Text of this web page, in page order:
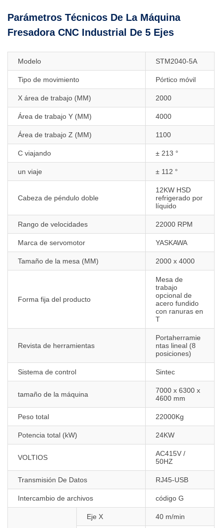
Parámetros Técnicos De La Máquina
Fresadora CNC Industrial De 5 Ejes
Modelo STM2040-5A
Tipo de movimiento Pórtico móvil
X área de trabajo (MM) 2000
Área de trabajo Y (MM) 4000
Área de trabajo Z (MM) 1100
C viajando ± 213 °
un viaje ± 112 °
Cabeza de péndulo doble
12KW HSD
refrigerado por
líquido
Rango de velocidades 22000 RPM
Marca de servomotor YASKAWA
Tamaño de la mesa (MM) 2000 x 4000
Forma fija del producto
Mesa de
trabajo
opcional de
acero fundido
con ranuras en
T
Revista de herramientas
Portaherramie
ntas lineal (8
posiciones)
Sistema de control Sintec
tamaño de la máquina
7000 x 6300 x
4600 mm
Peso total 22000Kg
Potencia total (kW) 24KW
VOLTIOS
AC415V /
50HZ
Transmisión De Datos RJ45-USB
Intercambio de archivos código G
Eje X 40 m/min